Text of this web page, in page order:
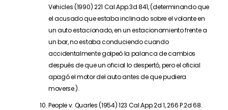
Vehicles (1990) 221 Cal.App.3d 841, (determinando que
el acusado que estaba inclinado sobre el volante en
un auto estacionado, en un estacionamiento frente a
un bar, no estaba conduciendo cuando
accidentalmente golpeó la palanca de cambios
después de que un oficial lo despertó, pero el oficial
apagó el motor del auto antes de que pudiera
moverse.).
People v. Quarles (1954) 123 Cal.App.2d 1, 266 P.2d 68.